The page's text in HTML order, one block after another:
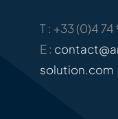
T : +33 (0)4 74
E :
solution.com